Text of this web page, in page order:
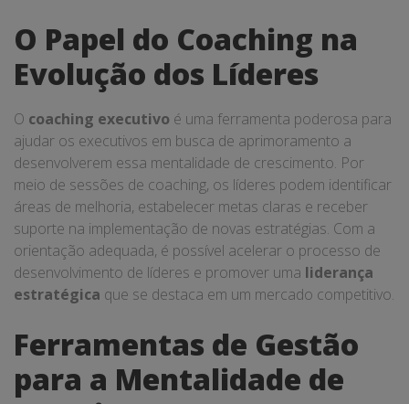
O Papel do Coaching na
Evolução dos Líderes
O coaching executivo é uma ferramenta poderosa para
ajudar os executivos em busca de aprimoramento a
desenvolverem essa mentalidade de crescimento. Por
meio de sessões de coaching, os líderes podem identificar
áreas de melhoria, estabelecer metas claras e receber
suporte na implementação de novas estratégias. Com a
orientação adequada, é possível acelerar o processo de
desenvolvimento de líderes e promover uma liderança
estratégica que se destaca em um mercado competitivo.
Ferramentas de Gestão
para a Mentalidade de